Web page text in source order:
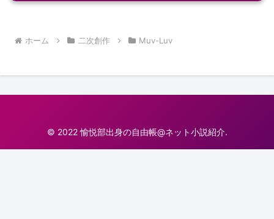
ホーム 二次創作 Muv-Luv
© 2022 愉悦部出身の自由帳@ネット小説紹介.